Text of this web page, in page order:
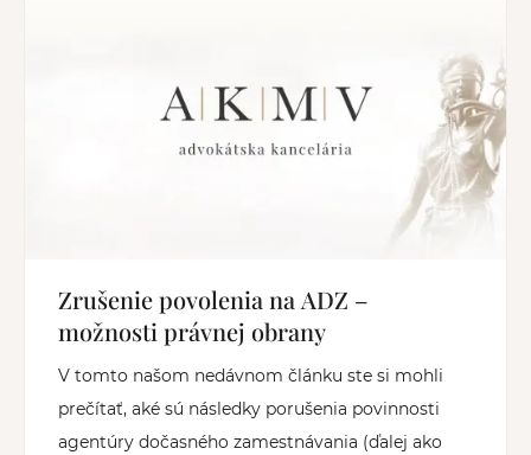
Zrušenie povolenia na ADZ –
možnosti právnej obrany
V tomto našom nedávnom článku ste si mohli
prečítať, aké sú následky porušenia povinnosti
agentúry dočasného zamestnávania (ďalej ako